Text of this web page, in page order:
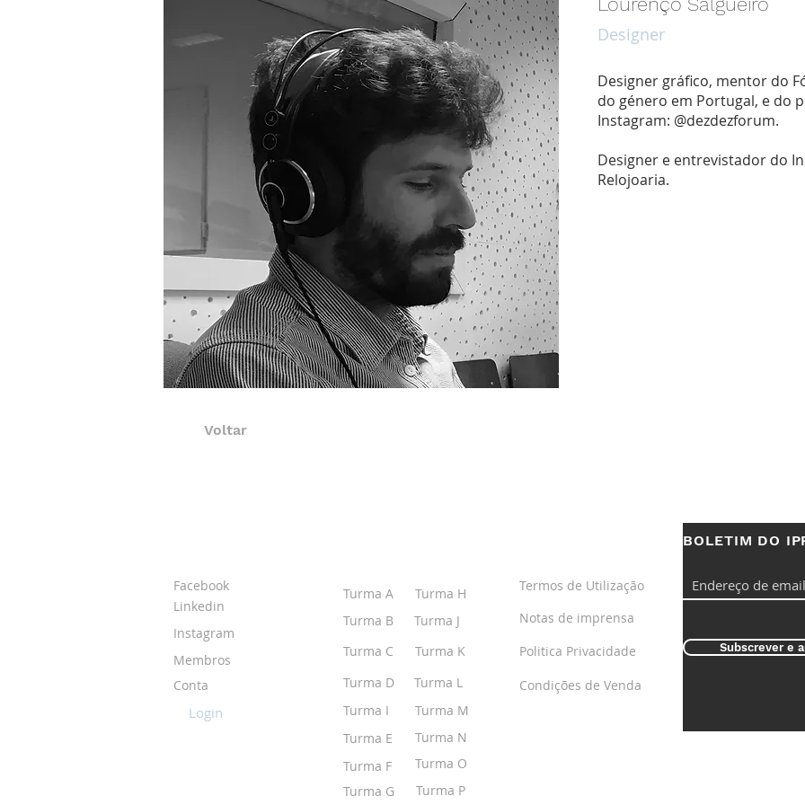
Designer
Designer gráfico, mentor do
do género em Portugal, e do
Instagram: @dezdezforum.
Designer e entrevistador do
Relojoaria.
Voltar
Facebook
Linkedin
Instagram
Membros
Conta
Login
Turma A
Turma H
Turma B
Turma J
Turma C
Turma K
Turma D
Turma L
Turma I
Turma M
Turma E
Turma F
Turma G
Turma P
Termos de Utilização
Notas de imprensa
Politica Privacidade
Condições de Venda
BOLETIM DO
Subscrever e
Turma N
Turma O